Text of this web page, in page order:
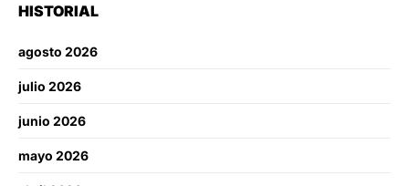
HISTORIAL
agosto 2026
julio 2026
junio 2026
mayo 2026